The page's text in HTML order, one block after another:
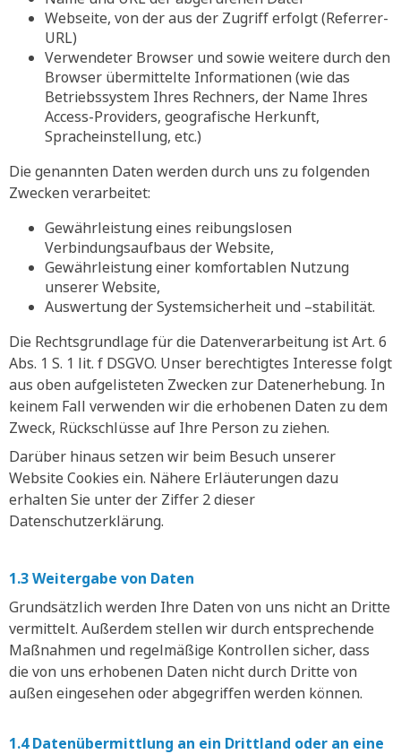
Webseite, von der aus der Zugriff erfolgt (Referrer-
URL)
Verwendeter Browser und sowie weitere durch den
Browser übermittelte Informationen (wie das
Betriebssystem Ihres Rechners, der Name Ihres
Access-Providers, geografische Herkunft,
Spracheinstellung, etc.)
Die genannten Daten werden durch uns zu folgenden
Zwecken verarbeitet:
Gewährleistung eines reibungslosen
Verbindungsaufbaus der Website,
Gewährleistung einer komfortablen Nutzung
unserer Website,
Auswertung der Systemsicherheit und –stabilität.
Die Rechtsgrundlage für die Datenverarbeitung ist Art. 6
Abs. 1 S. 1 lit. f DSGVO. Unser berechtigtes Interesse folgt
aus oben aufgelisteten Zwecken zur Datenerhebung. In
keinem Fall verwenden wir die erhobenen Daten zu dem
Zweck, Rückschlüsse auf Ihre Person zu ziehen.
Darüber hinaus setzen wir beim Besuch unserer
Website Cookies ein. Nähere Erläuterungen dazu
erhalten Sie unter der Ziffer 2 dieser
Datenschutzerklärung.
1.3 Weitergabe von Daten
Grundsätzlich werden Ihre Daten von uns nicht an Dritte
vermittelt. Außerdem stellen wir durch entsprechende
Maßnahmen und regelmäßige Kontrollen sicher, dass
die von uns erhobenen Daten nicht durch Dritte von
außen eingesehen oder abgegriffen werden können.
1.4 Datenübermittlung an ein Drittland oder an eine